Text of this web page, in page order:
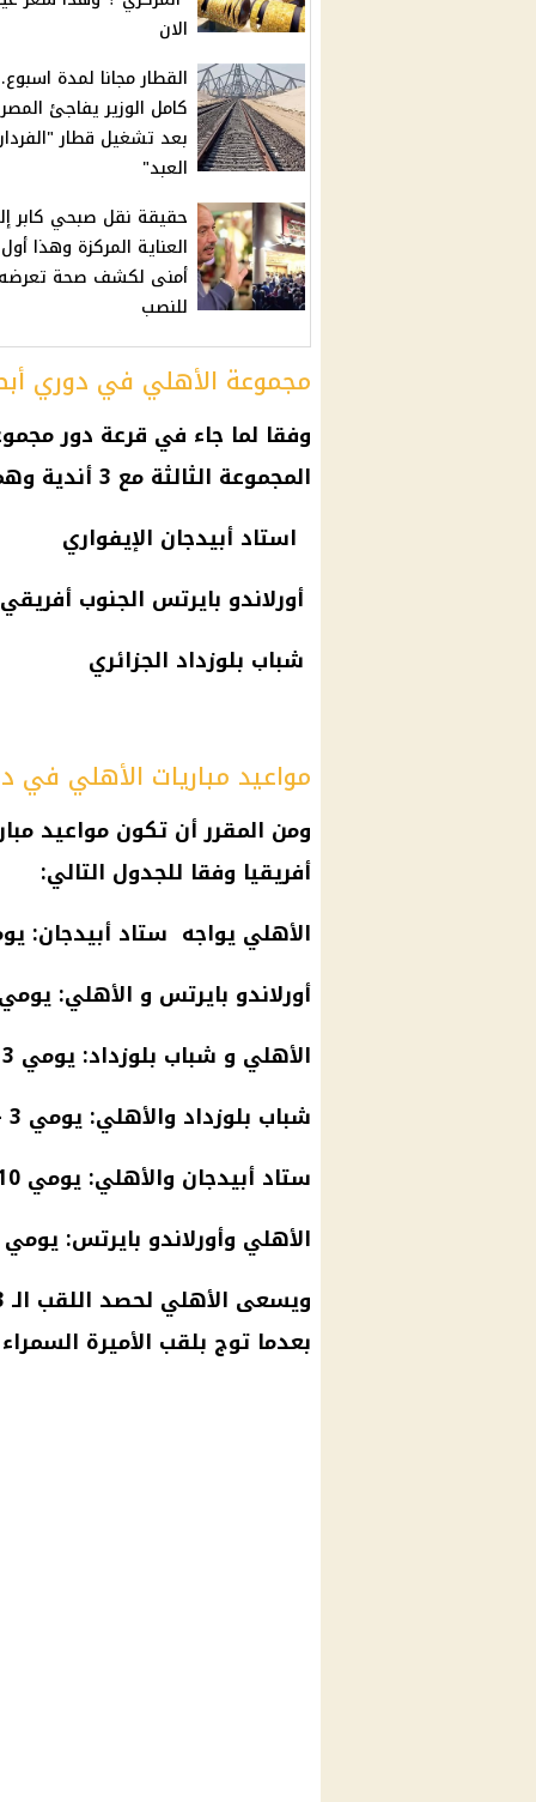
الان
القطار مجانا لمدة
كامل الوزير يفاجئ
بعد تشغيل قطار
العبد"
حقيقة نقل صبحي كابر
العناية المركزة وهذا
أمنى لكشف صحة
للنصب
مجموعة الأهلي في دوري
وفقا لما جاء في قرعة دور
المجموعة الثالثة مع 3 أندية وهم كالتالي:
استاد أبيدجان الإيفواري
أورلاندو بايرتس الجنوب أفريقي
شباب بلوزداد الجزائري
مواعيد مباريات الأهلي في
ومن المقرر أن تكون مواعيد
أفريقيا وفقا للجدول التالي:
الأهلي يواجه ستاد أبيدجان: يومي 26 - 27
أورلاندو بايرتس و الأهلي: يومي 6 - 7
الأهلي و شباب بلوزداد: يومي 13 - 14 ديسمبر 2024
شباب بلوزداد والأهلي: يومي 3 - 4 يناير 2025
ستاد أبيدجان والأهلي: يومي 10 - 11 يناير 2025
الأهلي وأورلاندو بايرتس: يومي 17 - 18 يناير
ويسعى الأهلي لحصد اللقب الـ 13 ببطولة
بعدما توج بلقب الأميرة السمراء للمرة الـ 11 و